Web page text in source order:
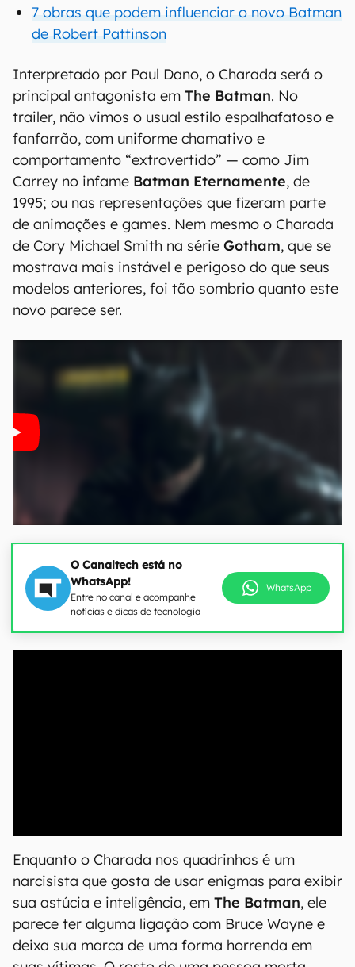
7 obras que podem influenciar o novo Batman
de Robert Pattinson
Interpretado por Paul Dano, o Charada será o
principal antagonista em The Batman. No
trailer, não vimos o usual estilo espalhafatoso e
fanfarrão, com uniforme chamativo e
comportamento “extrovertido” — como Jim
Carrey no infame Batman Eternamente, de
1995; ou nas representações que fizeram parte
de animações e games. Nem mesmo o Charada
de Cory Michael Smith na série Gotham, que se
mostrava mais instável e perigoso do que seus
modelos anteriores, foi tão sombrio quanto este
novo parece ser.
O Canaltech está no
WhatsApp!
Entre no canal e acompanhe
notícias e dicas de tecnologia
WhatsApp
Enquanto o Charada nos quadrinhos é um
narcisista que gosta de usar enigmas para exibir
sua astúcia e inteligência, em The Batman, ele
parece ter alguma ligação com Bruce Wayne e
deixa sua marca de uma forma horrenda em